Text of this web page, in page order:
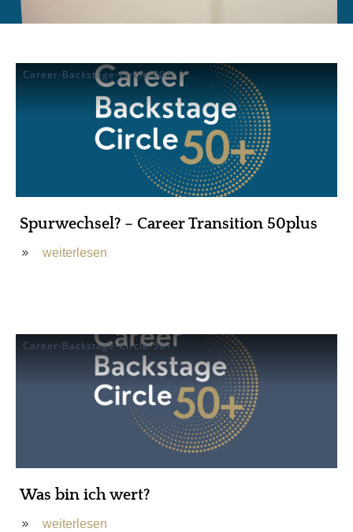
Career-Backstage-Circle-50+
Spurwechsel? – Career Transition 50plus
weiterlesen
Career-Backstage-Circle-50+
Was bin ich wert?
weiterlesen